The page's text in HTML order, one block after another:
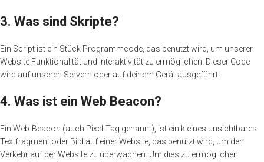
3. Was sind Skripte?
Ein Script ist ein Stück Programmcode, das benutzt wird, um unserer
Website Funktionalität und Interaktivität zu ermöglichen. Dieser Code
wird auf unseren Servern oder auf deinem Gerät ausgeführt.
4. Was ist ein Web Beacon?
Ein Web-Beacon (auch Pixel-Tag genannt), ist ein kleines unsichtbares
Textfragment oder Bild auf einer Website, das benutzt wird, um den
Verkehr auf der Website zu überwachen. Um dies zu ermöglichen